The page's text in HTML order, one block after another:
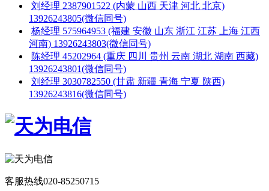
刘经理 2387901522 (内蒙 山西 天津 河北 北京)
13926243805(微信同号)
杨经理 575964953 (福建 安徽 山东 浙江 江苏 上海 江西
河南) 13926243803(微信同号)
陈经理 45202964 (重庆 四川 贵州 云南 湖北 湖南 西藏)
13926243801(微信同号)
刘经理 3030782550 (甘肃 新疆 青海 宁夏 陕西)
13926243816(微信同号)
客服热线020-85250715